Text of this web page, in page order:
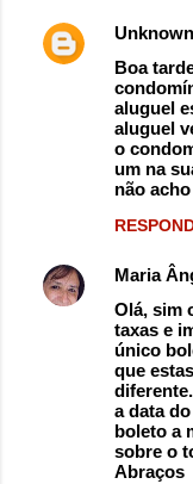
Unknown
Boa
aluguel
aluguel
o
um na
não
Maria
Olá, sim
taxas e
único
que
a data
boleto a
sobre o
Abraços